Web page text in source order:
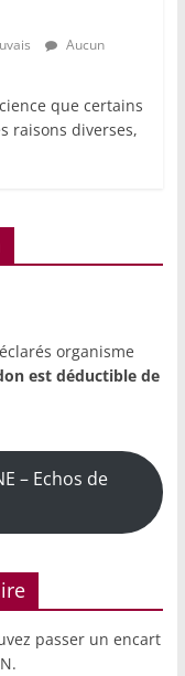
Aucun
que certains
raisons diverses,
organisme
est déductible de
– Echos de
passer un encart